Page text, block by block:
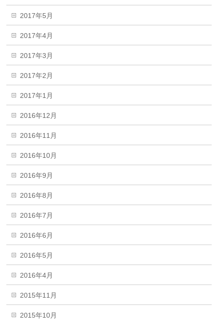
2017年5月
2017年4月
2017年3月
2017年2月
2017年1月
2016年12月
2016年11月
2016年10月
2016年9月
2016年8月
2016年7月
2016年6月
2016年5月
2016年4月
2015年11月
2015年10月